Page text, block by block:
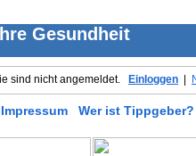
Gesundheit
sind nicht angemeldet. Einloggen
Impressum Wer ist Tippgeber?